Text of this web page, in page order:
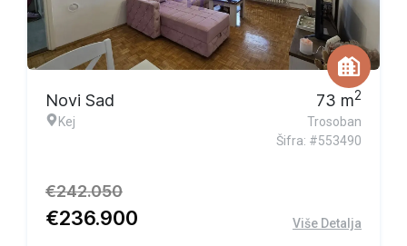
Ekskluzivna ponuda
Novi Sad
Kej
73 m2
Trosoban
Šifra: #553490
€242.050
€236.900 Više Detalja